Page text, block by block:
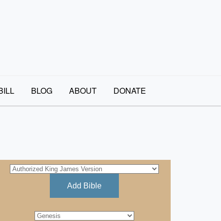
BLOG ABOUT DONATE
Add Bible